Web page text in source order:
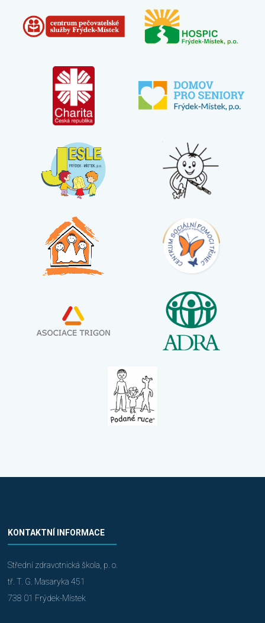
KONTAKTNÍ INFORMACE
Střední zdravotnická škola, p. o.
tř. T. G. Masaryka 451
738 01 Frýdek-Místek